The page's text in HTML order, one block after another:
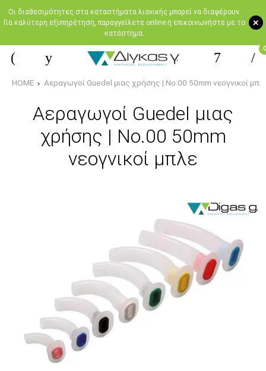
+
Oι διαθεσιμότητες στα καταστήματα λιανικής μπορεί να διαφέρουν.
Για καλύτερη εξυπηρέτηση, παραγγείλετε online ή επικοινωνήστε με το
κατάστημα.
0
HOME Αεραγωγοί Guedel μιας χρήσης | No.00 50mm νεογνικοί
Αεραγωγοί Guedel μιας
χρήσης | No.00 50mm
νεογνικοί μπλε